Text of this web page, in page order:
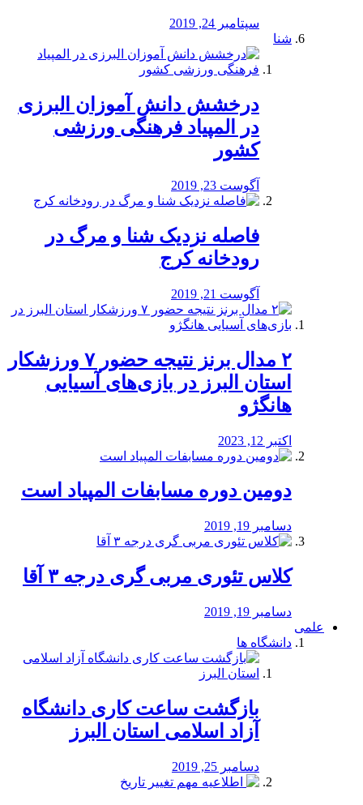
سپتامبر 24, 2019
شنا
درخشش دانش آموزان البرزی
در المپیاد فرهنگی ورزشی
کشور
آگوست 23, 2019
️فاصله نزدیک شنا و مرگ در
رودخانه کرج
آگوست 21, 2019
۲ مدال برنز نتیجه حضور ۷ ورزشکار
استان البرز در بازی‌های آسیایی
هانگژو
اکتبر 12, 2023
دومین دوره مسابفات المپیاد است
دسامبر 19, 2019
کلاس تئوری مربی گری درجه ۳ آقا
دسامبر 19, 2019
علمی
دانشگاه ها
بازگشت ساعت کاری دانشگاه
آزاد اسلامی استان البرز
دسامبر 25, 2019